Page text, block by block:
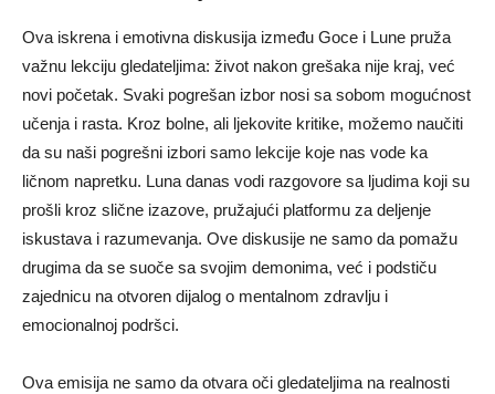
Ova iskrena i emotivna diskusija između Goce i Lune pruža
važnu lekciju gledateljima: život nakon grešaka nije kraj, već
novi početak. Svaki pogrešan izbor nosi sa sobom mogućnost
učenja i rasta. Kroz bolne, ali ljekovite kritike, možemo naučiti
da su naši pogrešni izbori samo lekcije koje nas vode ka
ličnom napretku. Luna danas vodi razgovore sa ljudima koji su
prošli kroz slične izazove, pružajući platformu za deljenje
iskustava i razumevanja. Ove diskusije ne samo da pomažu
drugima da se suoče sa svojim demonima, već i podstiču
zajednicu na otvoren dijalog o mentalnom zdravlju i
emocionalnoj podršci.
Ova emisija ne samo da otvara oči gledateljima na realnosti